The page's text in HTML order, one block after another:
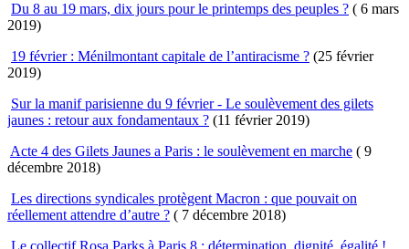
Du 8 au 19 mars, dix jours pour le printemps des peuples ? ( 6 mars
2019)
19 février : Ménilmontant capitale de l’antiracisme ? (25 février
2019)
Sur la manif parisienne du 9 février - Le soulèvement des gilets
jaunes : retour aux fondamentaux ? (11 février 2019)
Acte 4 des Gilets Jaunes a Paris : le soulèvement en marche ( 9
décembre 2018)
Les directions syndicales protègent Macron : que pouvait on
réellement attendre d’autre ? ( 7 décembre 2018)